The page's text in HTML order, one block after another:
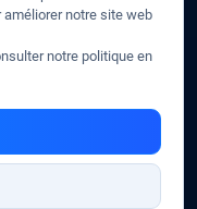
notre site web
notre politique en
Nous